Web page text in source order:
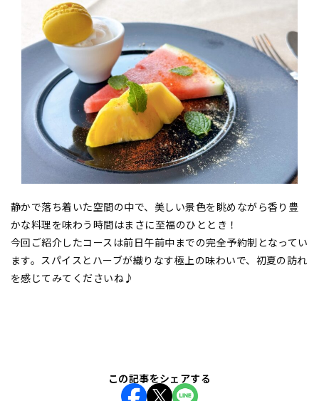
静かで落ち着いた空間の中で、美しい景色を眺めながら香り豊
かな料理を味わう時間はまさに至福のひととき！
今回ご紹介したコースは前日午前中までの完全予約制となってい
ます。スパイスとハーブが織りなす極上の味わいで、初夏の訪れ
を感じてみてくださいね♪
この記事をシェアする